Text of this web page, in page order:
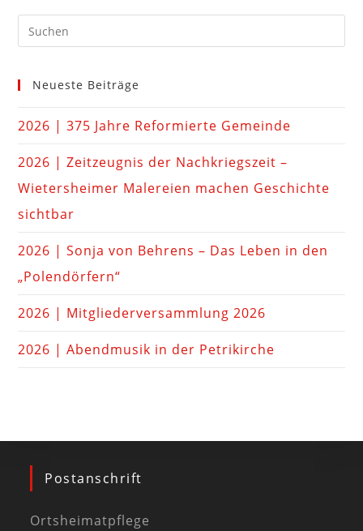
Neueste Beiträge
2026 | 375 Jahre Reformierte Gemeinde
2026 | Zeitzeugnis der Nachkriegszeit –
Wietersheimer Malereien machen Geschichte
sichtbar
2026 | Sonja von Behrens – Das Leben in den
„Polendörfern“
2026 | Mitgliederversammlung 2026
2026 | Abendmusik in der Petrikirche
Postanschrift
Ortsheimatpflege